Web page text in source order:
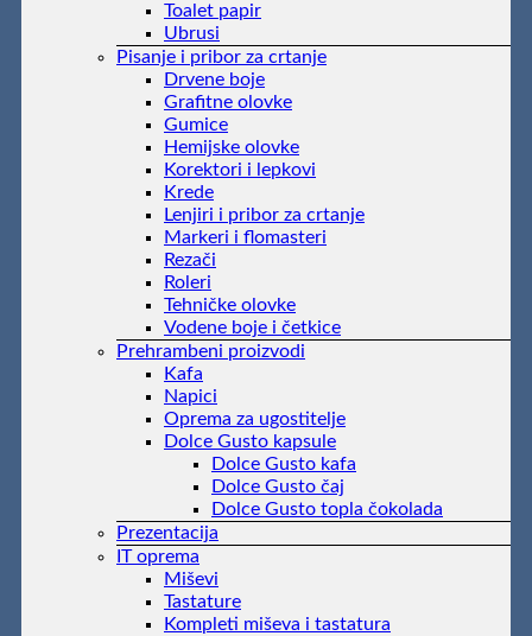
Toalet papir
Ubrusi
Pisanje i pribor za crtanje
Drvene boje
Grafitne olovke
Gumice
Hemijske olovke
Korektori i lepkovi
Krede
Lenjiri i pribor za crtanje
Markeri i flomasteri
Rezači
Roleri
Tehničke olovke
Vodene boje i četkice
Prehrambeni proizvodi
Kafa
Napici
Oprema za ugostitelje
Dolce Gusto kapsule
Dolce Gusto kafa
Dolce Gusto čaj
Dolce Gusto topla čokolada
Prezentacija
IT oprema
Miševi
Tastature
Kompleti miševa i tastatura